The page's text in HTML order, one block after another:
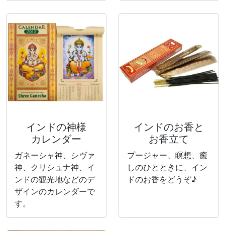
インドの神様
カレンダー
ガネーシャ神、シヴァ
神、クリシュナ神、イ
ンドの観光地などのデ
ザインのカレンダーで
す。
インドのお香と
お香立て
プージャー、瞑想、癒
しのひとときに、イン
ドのお香をどうぞ♪